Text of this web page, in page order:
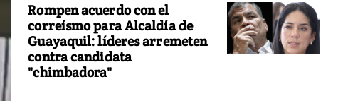
Rompen acuerdo con el
correísmo para Alcaldía de
Guayaquil: líderes arremeten
contra candidata
"chimbadora"